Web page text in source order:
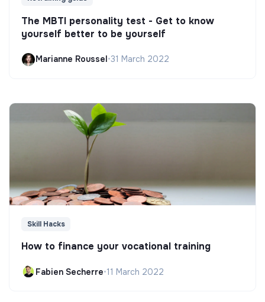
The MBTI personality test - Get to know
yourself better to be yourself
Marianne Roussel•31 March 2022
Skill Hacks
How to finance your vocational training
Fabien Secherre•11 March 2022